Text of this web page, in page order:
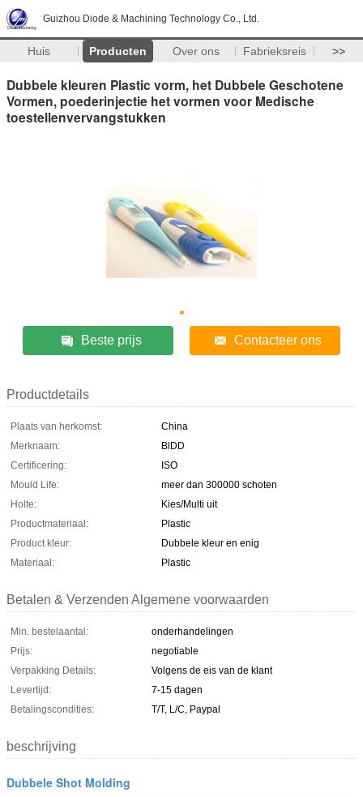
Guizhou Diode & Machining Technology Co., Ltd.
Huis Producten Over ons Fabrieksreis >>
Dubbele kleuren Plastic vorm, het Dubbele Geschotene
Vormen, poederinjectie het vormen voor Medische
toestellenvervangstukken
Beste prijs Contacteer ons
Productdetails
Plaats van herkomst:
China
Merknaam:
BlDD
Certificering:
ISO
Mould Life:
meer dan 300000 schoten
Holte:
Kies/Multi uit
Productmateriaal:
Plastic
Product kleur:
Dubbele kleur en enig
Materiaal:
Plastic
Betalen & Verzenden Algemene voorwaarden
Min. bestelaantal:
onderhandelingen
Prijs:
negotiable
Verpakking Details:
Volgens de eis van de klant
Levertijd:
7-15 dagen
Betalingscondities:
T/T, L/C, Paypal
beschrijving
Dubbele Shot Molding